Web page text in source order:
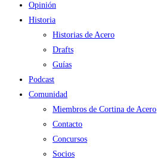
Opinión
Historia
Historias de Acero
Drafts
Guías
Podcast
Comunidad
Miembros de Cortina de Acero
Contacto
Concursos
Socios